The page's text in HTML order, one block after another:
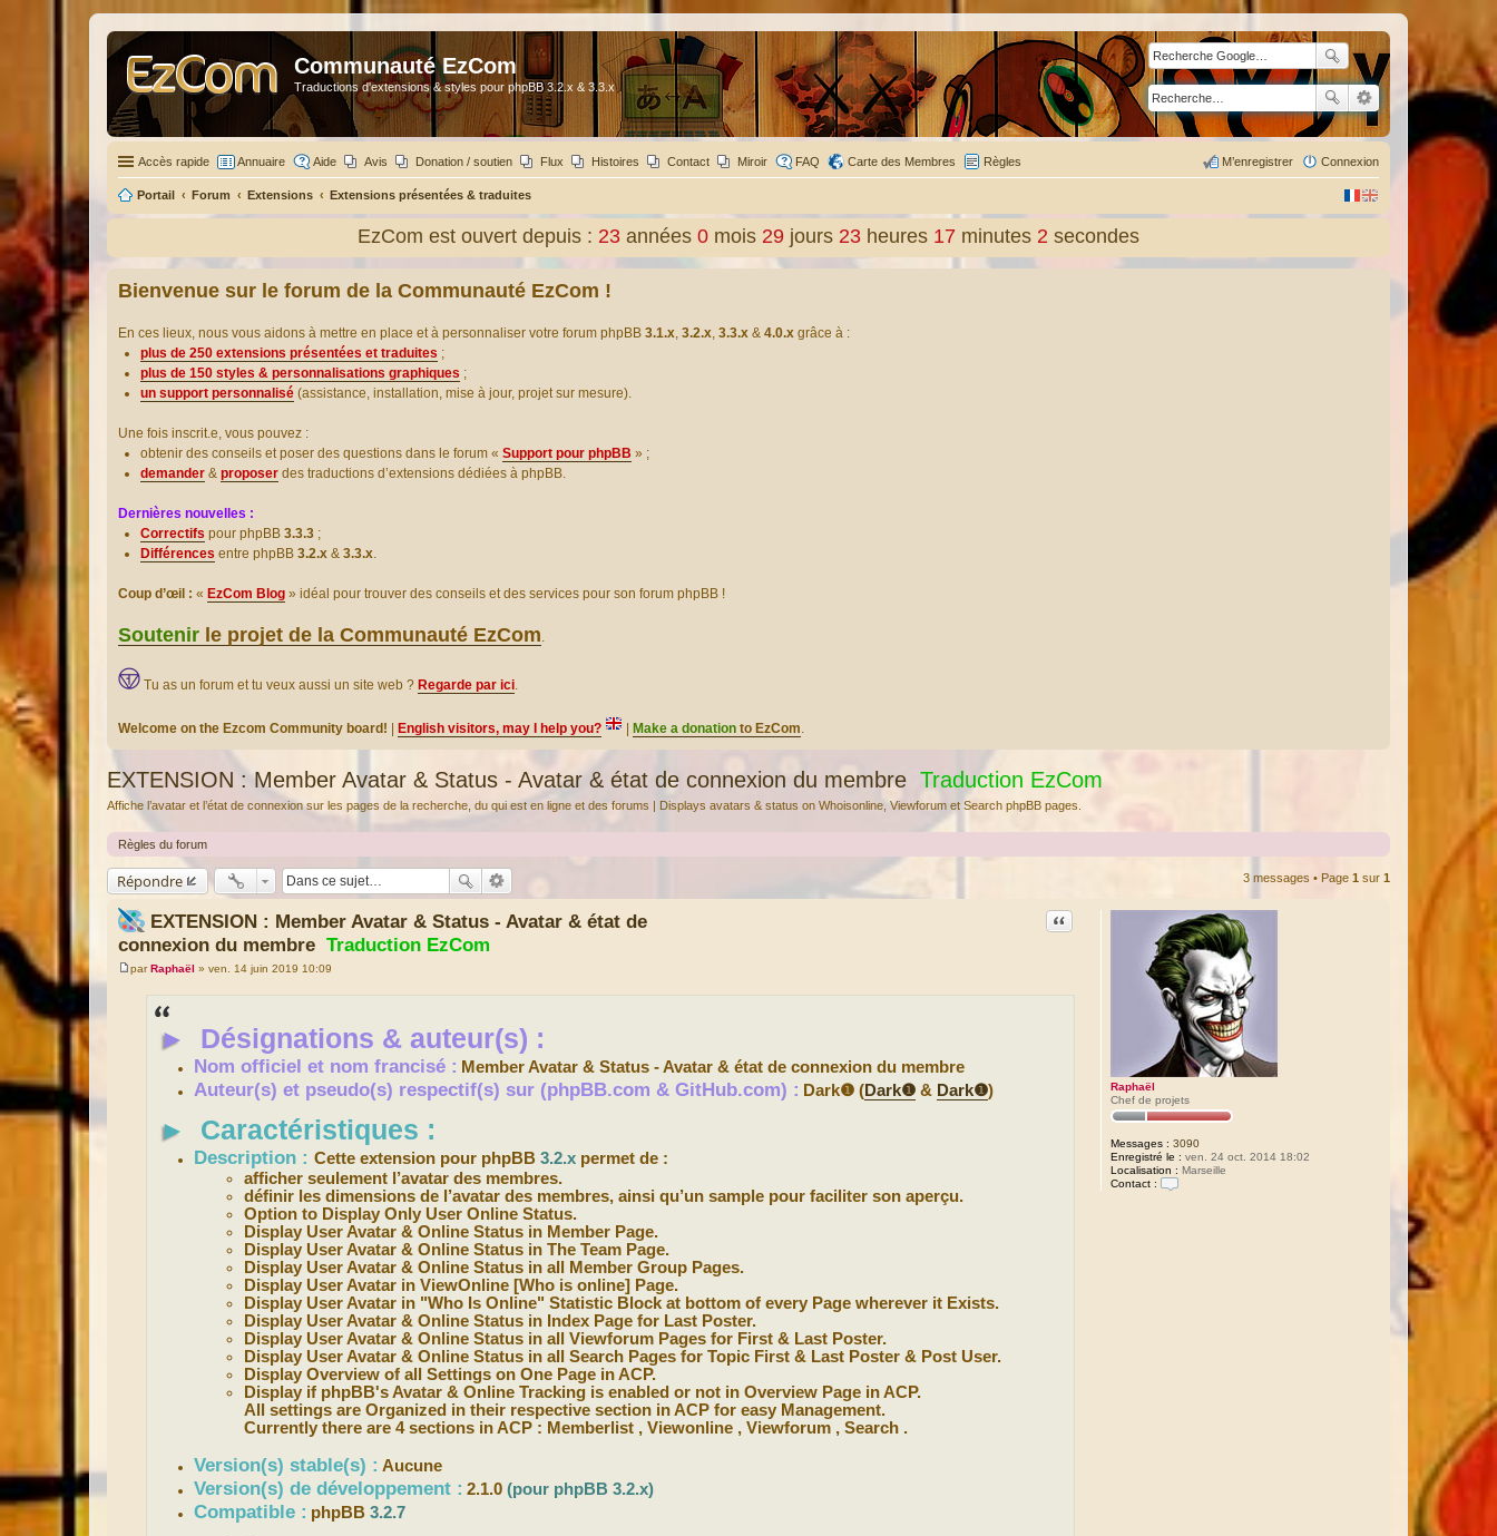
Communauté EzCom
Traductions d'extensions & styles pour phpBB 3.2.x & 3.3.x
Accès rapide Annuaire Aide Avis Donation / soutien Flux Histoires Contact Miroir FAQ Carte des Membres Règles Connexion
M’enregistrer
Portail Forum Extensions Extensions présentées & traduites
EzCom est ouvert depuis : 23 années 0 mois 29 jours 23 heures 17 minutes 3 secondes
Bienvenue sur le forum de la Communauté EzCom !
En ces lieux, nous vous aidons à mettre en place et à personnaliser votre forum phpBB 3.1.x, 3.2.x, 3.3.x & 4.0.x grâce à :
plus de 250 extensions présentées et traduites ;
plus de 150 styles & personnalisations graphiques ;
un support personnalisé (assistance, installation, mise à jour, projet sur mesure).
Une fois inscrit.e, vous pouvez :
obtenir des conseils et poser des questions dans le forum « Support pour phpBB » ;
demander & proposer des traductions d’extensions dédiées à phpBB.
Dernières nouvelles :
Correctifs pour phpBB 3.3.3 ;
Différences entre phpBB 3.2.x & 3.3.x.
Coup d’œil : « EzCom Blog » idéal pour trouver des conseils et des services pour son forum phpBB !
Soutenir le projet de la Communauté EzCom.
Tu as un forum et tu veux aussi un site web ? Regarde par ici.
Welcome on the Ezcom Community board! English visitors, may I help you? Make a donation to EzCom.
EXTENSION : Member Avatar & Status - Avatar & état de connexion du membre Traduction EzCom
Affiche l’avatar et l’état de connexion sur les pages de la recherche, du qui est en ligne et des forums | Displays avatars & status on Whoisonline, Viewforum et Search phpBB pages.
Règles du forum
Répondre 3 messages • Page 1 sur 1
Raphaël
Chef de projets
Messages : 3090
Enregistré le : ven. 24 oct. 2014 18:02
Localisation : Marseille
Contact :
EXTENSION : Member Avatar & Status - Avatar & état de
connexion du membre Traduction EzCom
Citation
M
parRaphaël » ven. 14 juin 2019 10:09
► Désignations & auteur(s) :
Nom officiel et nom francisé : Member Avatar & Status - Avatar & état de connexion du membre
Auteur(s) et pseudo(s) respectif(s) sur (phpBB.com & GitHub.com) : Dark❶ (Dark❶ & Dark❶)
► Caractéristiques :
Description :Cette extension pour phpBB3.2.x permet de :
afficher seulement l’avatar des membres.
définir les dimensions de l’avatar des membres, ainsi qu’un sample pour faciliter son aperçu.
Option to Display Only User Online Status.
Display User Avatar & Online Status in Member Page.
Display User Avatar & Online Status in The Team Page.
Display User Avatar & Online Status in all Member Group Pages.
Display User Avatar in ViewOnline [Who is online] Page.
Display User Avatar in "Who Is Online" Statistic Block at bottom of every Page wherever it Exists.
Display User Avatar & Online Status in Index Page for Last Poster.
Display User Avatar & Online Status in all Viewforum Pages for First & Last Poster.
Display User Avatar & Online Status in all Search Pages for Topic First & Last Poster & Post User.
Display Overview of all Settings on One Page in ACP.
Display if phpBB's Avatar & Online Tracking is enabled or not in Overview Page in ACP.
All settings are Organized in their respective section in ACP for easy Management.
Currently there are 4 sections in ACP : Memberlist , Viewonline , Viewforum , Search .
Version(s) stable(s) : Aucune
Version(s) de développement : 2.1.0(pour phpBB 3.2.x)
Compatible : phpBB3.2.7